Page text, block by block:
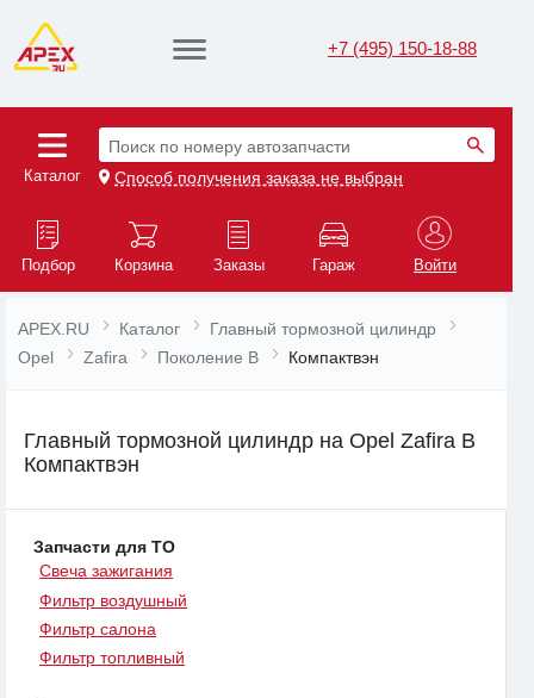
+7 (495) 150-18-88
Каталог
Поиск по номеру автозапчасти
Способ получения заказа не выбран
Подбор Корзина Заказы Гараж Войти
APEX.RU Каталог
Главный тормозной цилиндр
Opel
Zafira Поколение B Компактвэн
Главный тормозной цилиндр на Opel Zafira B
Компактвэн
Запчасти для ТО
Свеча зажигания
Фильтр воздушный
Фильтр салона
Фильтр топливный